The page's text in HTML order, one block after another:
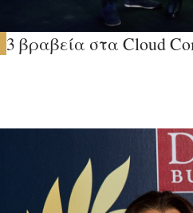
3 βραβεία στα Cloud